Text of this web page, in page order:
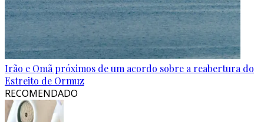
Irão e Omã próximos de um acordo sobre a reabertura do
Estreito de Ormuz
RECOMENDADO